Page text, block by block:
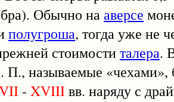
Обычно нааверсе
полугроша, тогда уже не
стоимоститалера.
называемые «чехами»,
- XVIIIвв. наряду с